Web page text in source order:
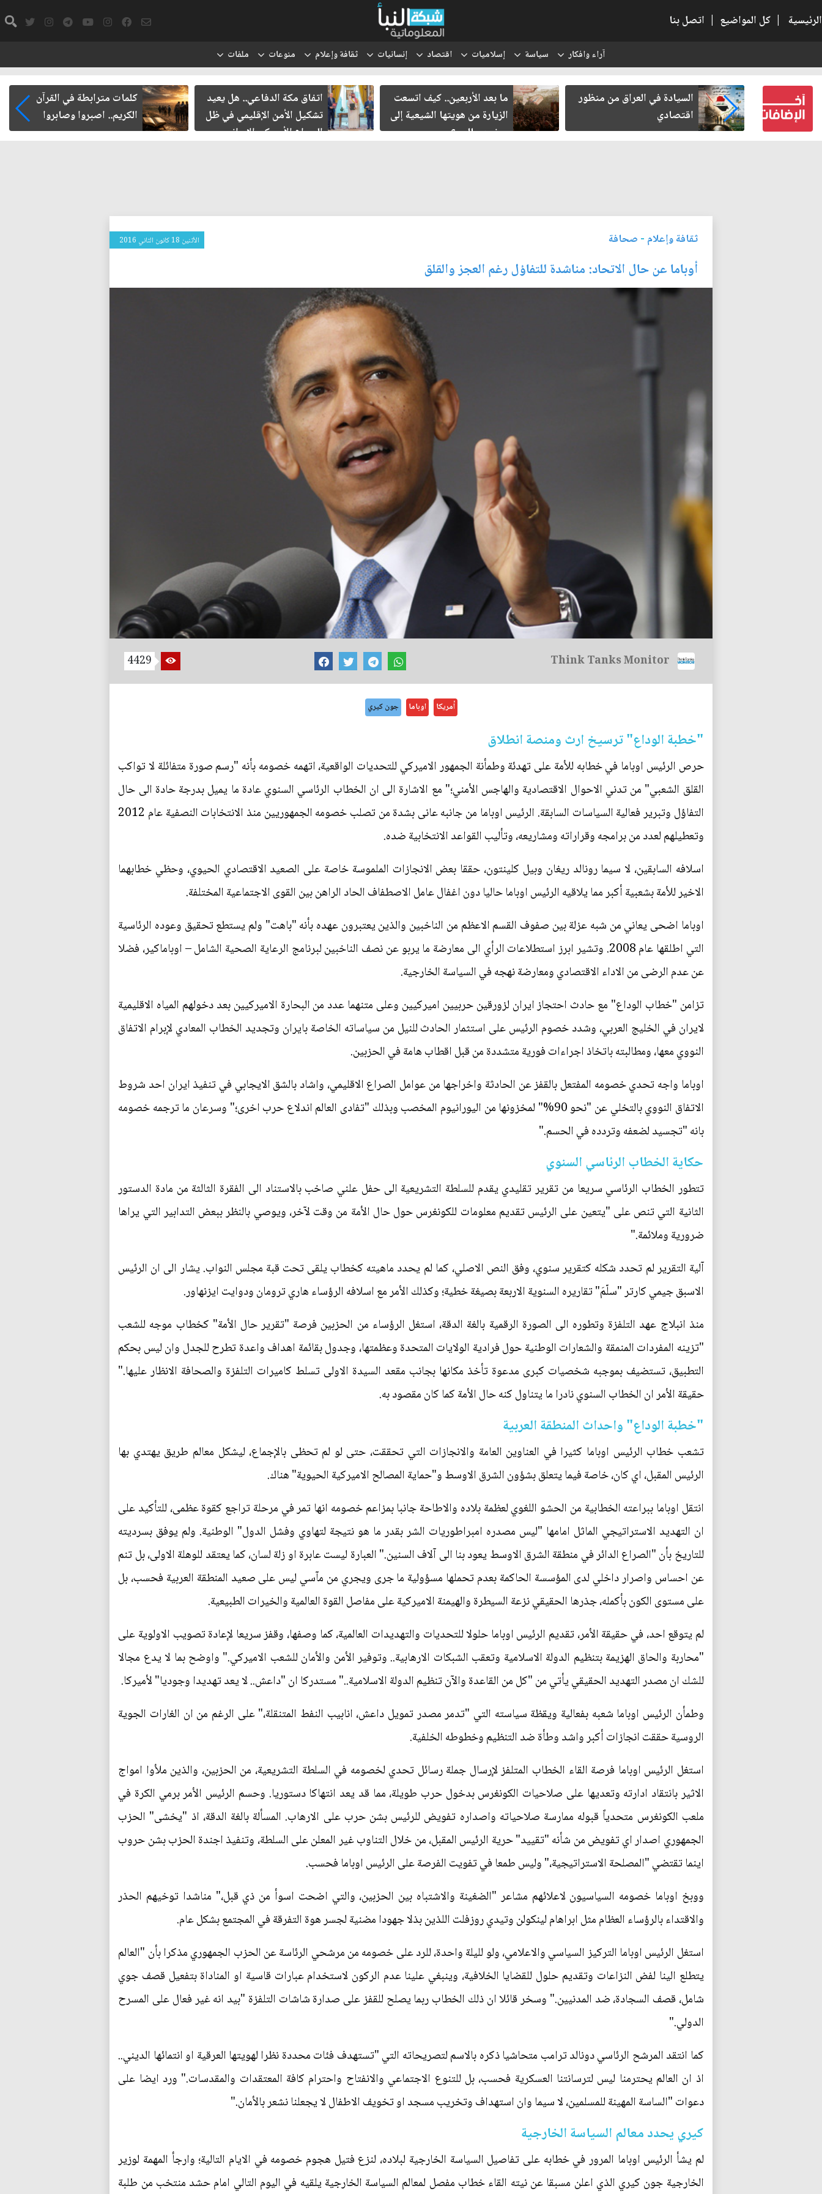
الرئيسية | كل المواضيع | اتصل بنا
آراء وافكار سياسة إسلاميات اقتصاد إنسانيات ثقافة وإعلام منوعات ملفات
بعد أخذ
السيادة في العراق من منظور
اقتصادي
ما بعد الأربعين.. كيف اتسعت
الزيارة من هويتها الشيعية إلى
حضور عالمي؟
اتفاق مكة الدفاعي.. هل يعيد
تشكيل الأمن الإقليمي في ظل
الصراع الأميركي الإيراني
كلمات مترابطة في القرآن
الكريم.. اصبروا وصابروا
ثقافة وإعلام - صحافة الأثنين 18 كانون الثاني 2016
أوباما عن حال الاتحاد: مناشدة للتفاؤل رغم العجز والقلق
Think Tanks Monitor
4429
أمريكا اوباما جون كيري
"خطبة الوداع" ترسيخ ارث ومنصة انطلاق
حرص الرئيس اوباما في خطابه للأمة على تهدئة وطمأنة الجمهور الاميركي للتحديات الواقعية، اتهمه خصومه بأنه "رسم صورة متفائلة لا تواكب
القلق الشعبي" من تدني الاحوال الاقتصادية والهاجس الأمني؛" مع الاشارة الى ان الخطاب الرئاسي السنوي عادة ما يميل بدرجة حادة الى حال
التفاؤل وتبرير فعالية السياسات السابقة. الرئيس اوباما من جانبه عانى بشدة من تصلب خصومه الجمهوريين منذ الانتخابات النصفية عام 2012
وتعطيلهم لعدد من برامجه وقراراته ومشاريعه، وتأليب القواعد الانتخابية ضده.
اسلافه السابقين، لا سيما رونالد ريغان وبيل كلينتون، حققا بعض الانجازات الملموسة خاصة على الصعيد الاقتصادي الحيوي، وحظي خطابهما
الاخير للأمة بشعبية أكبر مما يلاقيه الرئيس اوباما حاليا دون اغفال عامل الاصطفاف الحاد الراهن بين القوى الاجتماعية المختلفة.
اوباما اضحى يعاني من شبه عزلة بين صفوف القسم الاعظم من الناخبين والذين يعتبرون عهده بأنه "باهت" ولم يستطع تحقيق وعوده الرئاسية
التي اطلقها عام 2008. وتشير ابرز استطلاعات الرأي الى معارضة ما يربو عن نصف الناخبين لبرنامج الرعاية الصحية الشامل – اوباماكير، فضلا
عن عدم الرضى من الاداء الاقتصادي ومعارضة نهجه في السياسة الخارجية.
تزامن "خطاب الوداع" مع حادث احتجاز ايران لزورقين حربيين اميركيين وعلى متنهما عدد من البحارة الاميركيين بعد دخولهم المياه الاقليمية
لايران في الخليج العربي، وشدد خصوم الرئيس على استثمار الحادث للنيل من سياساته الخاصة بايران وتجديد الخطاب المعادي لإبرام الاتفاق
النووي معها، ومطالبته باتخاذ اجراءات فورية متشددة من قبل اقطاب هامة في الحزبين.
اوباما واجه تحدي خصومه المفتعل بالقفز عن الحادثة واخراجها من عوامل الصراع الاقليمي، واشاد بالشق الايجابي في تنفيذ ايران احد شروط
الاتفاق النووي بالتخلي عن "نحو 90%" لمخزونها من اليورانيوم المخصب وبذلك "تفادى العالم اندلاع حرب اخرى؛" وسرعان ما ترجمه خصومه
بانه "تجسيد لضعفه وتردده في الحسم."
حكاية الخطاب الرئاسي السنوي
تتطور الخطاب الرئاسي سريعا من تقرير تقليدي يقدم للسلطة التشريعية الى حفل علني صاخب بالاستناد الى الفقرة الثالثة من مادة الدستور
الثانية التي تنص على "يتعين على الرئيس تقديم معلومات للكونغرس حول حال الأمة من وقت لآخر، ويوصي بالنظر ببعض التدابير التي يراها
ضرورية وملائمة."
آلية التقرير لم تحدد شكله كتقرير سنوي، وفق النص الاصلي، كما لم يحدد ماهيته كخطاب يلقى تحت قبة مجلس النواب. يشار الى ان الرئيس
الاسبق جيمي كارتر "سلّمَ" تقاريره السنوية الاربعة بصيغة خطية؛ وكذلك الأمر مع اسلافه الرؤساء هاري ترومان ودوايت ايزنهاور.
منذ انبلاج عهد التلفزة وتطوره الى الصورة الرقمية بالغة الدقة، استغل الرؤساء من الحزبين فرصة "تقرير حال الأمة" كخطاب موجه للشعب
"تزينه المفردات المنمقة والشعارات الوطنية حول فرادية الولايات المتحدة وعظمتها، وجدول بقائمة اهداف واعدة تطرح للجدل وان ليس بحكم
التطبيق، تستضيف بموجبه شخصيات كبرى مدعوة تأخذ مكانها بجانب مقعد السيدة الاولى تسلط كاميرات التلفزة والصحافة الانظار عليها."
حقيقة الأمر ان الخطاب السنوي نادرا ما يتناول كنه حال الأمة كما كان مقصود به.
"خطبة الوداع" واحداث المنطقة العربية
تشعب خطاب الرئيس اوباما كثيرا في العناوين العامة والانجازات التي تحققت، حتى لو لم تحظى بالإجماع، ليشكل معالم طريق يهتدي بها
الرئيس المقبل، اي كان، خاصة فيما يتعلق بشؤون الشرق الاوسط و"حماية المصالح الاميركية الحيوية" هناك.
انتقل اوباما ببراعته الخطابية من الحشو اللغوي لعظمة بلاده والاطاحة جانبا بمزاعم خصومه انها تمر في مرحلة تراجع كقوة عظمى، للتأكيد على
ان التهديد الاستراتيجي الماثل امامها "ليس مصدره امبراطوريات الشر بقدر ما هو نتيجة لتهاوي وفشل الدول" الوطنية. ولم يوفق بسرديته
للتاريخ بأن "الصراع الدائر في منطقة الشرق الاوسط يعود بنا الى آلاف السنين." العبارة ليست عابرة او زلة لسان، كما يعتقد للوهلة الاولى، بل تنم
عن احساس واصرار داخلي لدى المؤسسة الحاكمة بعدم تحملها مسؤولية ما جرى ويجري من مآسي ليس على صعيد المنطقة العربية فحسب، بل
على مستوى الكون بأكمله، جذرها الحقيقي نزعة السيطرة والهيمنة الاميركية على مفاصل القوة العالمية والخيرات الطبيعية.
لم يتوقع احد، في حقيقة الأمر، تقديم الرئيس اوباما حلولا للتحديات والتهديدات العالمية، كما وصفها، وقفز سريعا لإعادة تصويب الاولوية على
"محاربة والحاق الهزيمة بتنظيم الدولة الاسلامية وتعقب الشبكات الارهابية.. وتوفير الأمن والأمان للشعب الاميركي." واوضح بما لا يدع مجالا
للشك ان مصدر التهديد الحقيقي يأتي من "كل من القاعدة والآن تنظيم الدولة الاسلامية.." مستدركا ان "داعش.. لا يعد تهديدا وجوديا" لأميركا.
وطمأن الرئيس اوباما شعبه بفعالية ويقظة سياسته التي "تدمر مصدر تمويل داعش، انابيب النفط المتنقلة،" على الرغم من ان الغارات الجوية
الروسية حققت انجازات أكبر واشد وطأة ضد التنظيم وخطوطه الخلفية.
استغل الرئيس اوباما فرصة القاء الخطاب المتلفز لإرسال جملة رسائل تحدي لخصومه في السلطة التشريعية، من الحزبين، والذين ملأوا امواج
الاثير بانتقاد ادارته وتعديها على صلاحيات الكونغرس بدخول حرب طويلة، مما قد يعد انتهاكا دستوريا. وحسم الرئيس الأمر برمي الكرة في
ملعب الكونغرس متحدياً قبوله ممارسة صلاحياته واصداره تفويض للرئيس بشن حرب على الارهاب. المسألة بالغة الدقة، اذ "يخشى" الحزب
الجمهوري اصدار اي تفويض من شأنه "تقييد" حرية الرئيس المقبل، من خلال التناوب غير المعلن على السلطة، وتنفيذ اجندة الحزب بشن حروب
اينما تقتضي "المصلحة الاستراتيجية،" وليس طمعا في تفويت الفرصة على الرئيس اوباما فحسب.
ووبخ اوباما خصومه السياسيون لاعلائهم مشاعر "الضغينة والاشتباه بين الحزبين، والتي اضحت اسوأ من ذي قبل،" مناشدا توخيهم الحذر
والاقتداء بالرؤساء العظام مثل ابراهام لينكولن وتيدي روزفلت اللذين بذلا جهودا مضنية لجسر هوة التفرقة في المجتمع بشكل عام.
استغل الرئيس اوباما التركيز السياسي والاعلامي، ولو لليلة واحدة، للرد على خصومه من مرشحي الرئاسة عن الحزب الجمهوري مذكرا بأن "العالم
يتطلع الينا لفض النزاعات وتقديم حلول للقضايا الخلافية، وينبغي علينا عدم الركون لاستخدام عبارات قاسية او المناداة بتفعيل قصف جوي
شامل، قصف السجادة، ضد المدنيين." وسخر قائلا ان ذلك الخطاب ربما يصلح للقفز على صدارة شاشات التلفزة "بيد انه غير فعال على المسرح
الدولي."
كما انتقد المرشح الرئاسي دونالد ترامب متحاشيا ذكره بالاسم لتصريحاته التي "تستهدف فئات محددة نظرا لهويتها العرقية او انتمائها الديني..
اذ ان العالم يحترمنا ليس لترسانتنا العسكرية فحسب، بل للتنوع الاجتماعي والانفتاح واحترام كافة المعتقدات والمقدسات." ورد ايضا على
دعوات "الساسة المهينة للمسلمين، لا سيما وان استهداف وتخريب مسجد او تخويف الاطفال لا يجعلنا نشعر بالأمان."
كيري يحدد معالم السياسة الخارجية
لم يشأ الرئيس اوباما المرور في خطابه على تفاصيل السياسة الخارجية لبلاده، لنزع فتيل هجوم خصومه في الايام التالية؛ وارجأ المهمة لوزير
الخارجية جون كيري الذي اعلن مسبقا عن نيته القاء خطاب مفصل لمعالم السياسة الخارجية يلقيه في اليوم التالي امام حشد منتخب من طلبة